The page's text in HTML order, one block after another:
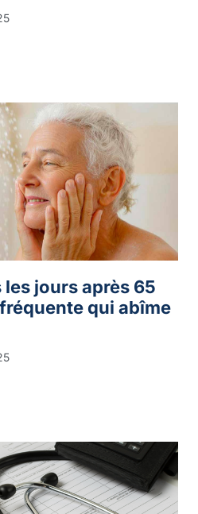
jours après 65
qui abîme